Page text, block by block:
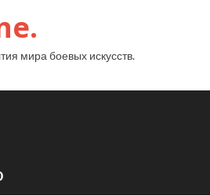
мира боевых искусств.